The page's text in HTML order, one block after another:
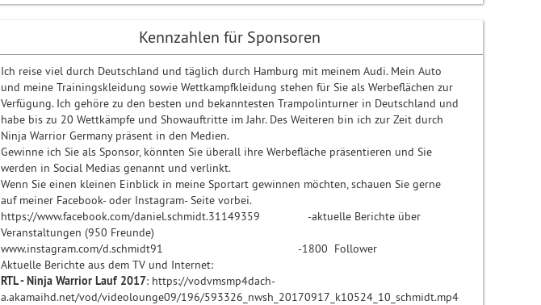
Kennzahlen für Sponsoren
Ich reise viel durch Deutschland und täglich durch Hamburg mit meinem Audi. Mein Auto
und meine Trainingskleidung sowie Wettkampfkleidung stehen für Sie als Werbeflächen zur
Verfügung. Ich gehöre zu den besten und bekanntesten Trampolinturner in Deutschland und
habe bis zu 20 Wettkämpfe und Showauftritte im Jahr. Des Weiteren bin ich zur Zeit durch
Ninja Warrior Germany präsent in den Medien.
Gewinne ich Sie als Sponsor, könnten Sie überall ihre Werbefläche präsentieren und Sie
werden in Social Medias genannt und verlinkt.
Wenn Sie einen kleinen Einblick in meine Sportart gewinnen möchten, schauen Sie gerne
auf meiner Facebook- oder Instagram- Seite vorbei.
https://www.facebook.com/daniel.schmidt.31149359 -aktuelle Berichte über
Veranstaltungen (950 Freunde)
www.instagram.com/d.schmidt91 -1800 Follower
Aktuelle Berichte aus dem TV und Internet:
RTL - Ninja Warrior Lauf 2017: https://vodvmsmp4dach-
a.akamaihd.net/vod/videolounge09/196/593326_nwsh_20170917_k10524_10_schmidt.mp4